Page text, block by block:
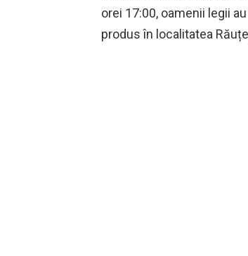
orei 17:00, oamenii legii
produs în localitatea